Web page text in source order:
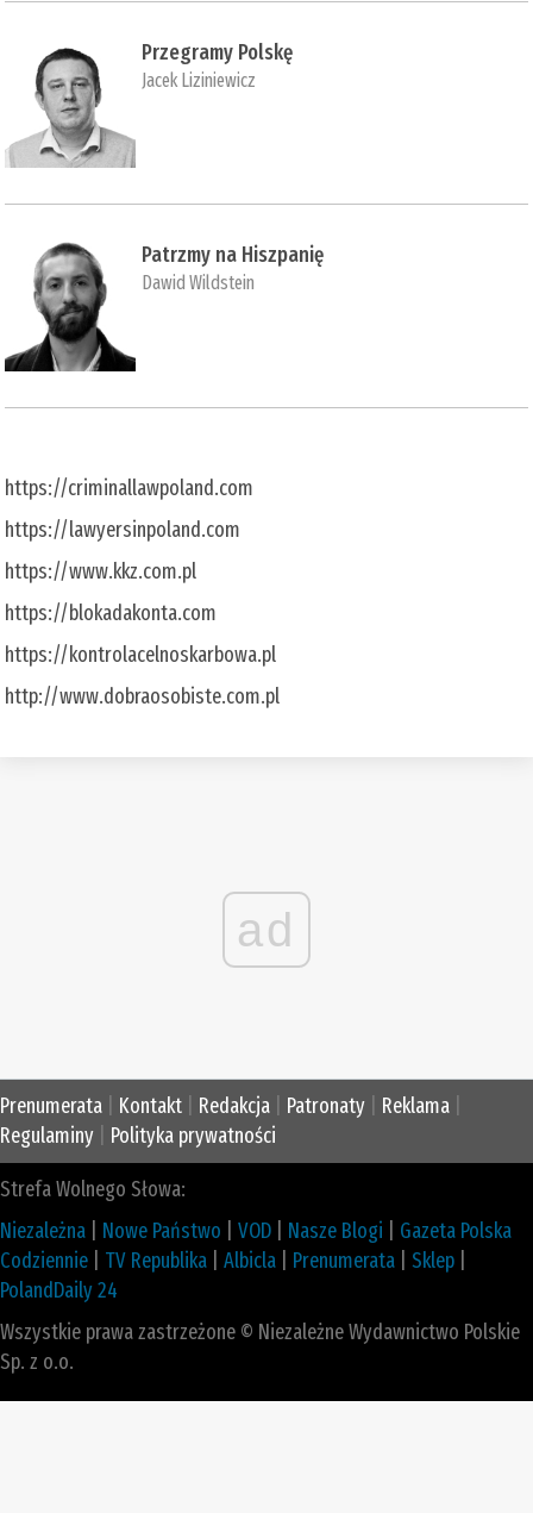
Przegramy Polskę
Jacek Liziniewicz
Patrzmy na Hiszpanię
Dawid Wildstein
https://criminallawpoland.com
https://lawyersinpoland.com
https://www.kkz.com.pl
https://blokadakonta.com
https://kontrolacelnoskarbowa.pl
http://www.dobraosobiste.com.pl
ad
Prenumerata Kontakt Redakcja Patronaty Reklama
Regulaminy
Polityka prywatności
Strefa Wolnego Słowa:
Niezależna
Nowe Państwo VOD Nasze Blogi
Gazeta Polska
Codziennie
TV Republika Albicla Prenumerata Sklep
PolandDaily 24
Wszystkie prawa zastrzeżone © Niezależne Wydawnictwo Polskie
Sp. z o.o.